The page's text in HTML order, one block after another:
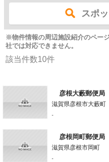
スポ
※物件情報の周辺施設紹介のペー
社では対応できません。
該当件数10件
彦根大藪郵便局
滋賀県彦根市大藪町
-
彦根岡町郵便局
滋賀県彦根市岡町
-